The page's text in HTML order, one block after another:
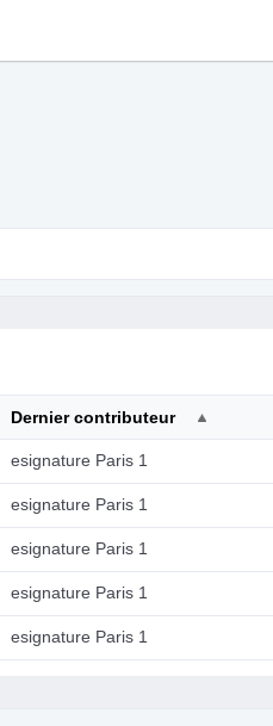
Dernier contributeur
esignature Paris 1
esignature Paris 1
esignature Paris 1
esignature Paris 1
esignature Paris 1